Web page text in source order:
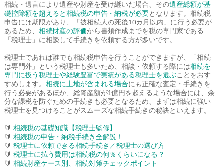
相続・遺言により遺産や財産を受け継いだ場合、その遺産総額が基
礎控除額を超えると相続税の申告・納税が必要となります。相続税
申告には期限があり、「被相続人の死後10カ月以内」に行う必要が
あるため、 相続財産の評価から書類作成までを税の専門家である
「税理士」に相談して手続きを依頼する方が多いです。
税理士であれば誰でも相続税申告を行うことができますが、「相続
は専門外」という税理士も多いため、相談・依頼する際には相続を
専門に扱う税理士や経験豊富で実績がある税理士を選ぶことをおす
すめします。 相続に土地が含まれる場合にも正確な査定・手続きを
行う必要があるほか、総資産額が1億円を超えるような場合には、余
分な課税を防ぐための手続きも必要となるため、まずは相続に強い
税理士を見つけることがスムーズな相続手続きの秘訣といえます。
🔰 相続税の基礎知識【税理士監修】
🔰 相続税の申告・納税手続き全解説！
🔰 税理士に依頼できる相続手続き／税理士の選び方
🔰 税理士に払う費用は相続税の何％くらいになる？
🔰 相続財産ケース別、相続対策チェックポイント